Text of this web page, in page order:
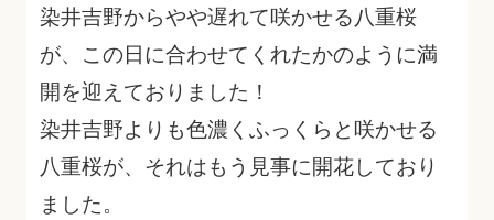
染井吉野からやや遅れて咲かせる八重桜
が、この日に合わせてくれたかのように満
開を迎えておりました！
染井吉野よりも色濃くふっくらと咲かせる
八重桜が、それはもう見事に開花しており
ました。